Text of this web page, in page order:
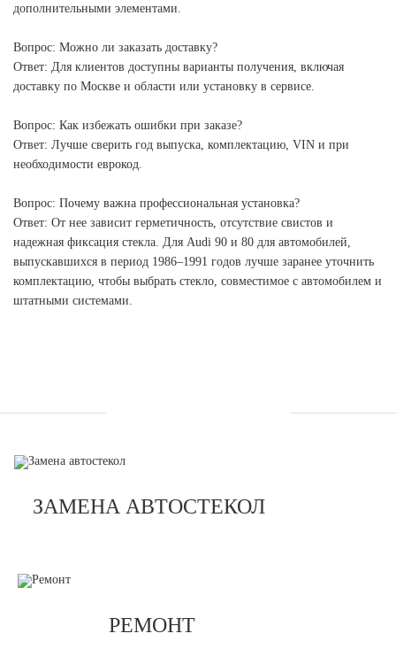
дополнительными элементами.
Вопрос: Можно ли заказать доставку?
Ответ: Для клиентов доступны варианты получения, включая
доставку по Москве и области или установку в сервисе.
Вопрос: Как избежать ошибки при заказе?
Ответ: Лучше сверить год выпуска, комплектацию, VIN и при
необходимости еврокод.
Вопрос: Почему важна профессиональная установка?
Ответ: От нее зависит герметичность, отсутствие свистов и
надежная фиксация стекла. Для Audi 90 и 80 для автомобилей,
выпускавшихся в период 1986–1991 годов лучше заранее уточнить
комплектацию, чтобы выбрать стекло, совместимое с автомобилем и
штатными системами.
ЗАМЕНА АВТОСТЕКОЛ
РЕМОНТ